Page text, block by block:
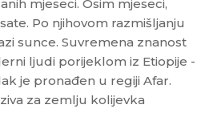
mjeseci. Osim mjeseci,
Po njihovom razmišljanju
sunce. Suvremena znanost
ljudi porijeklom iz Etiopije -
je pronađen u regiji Afar.
za zemlju kolijevka